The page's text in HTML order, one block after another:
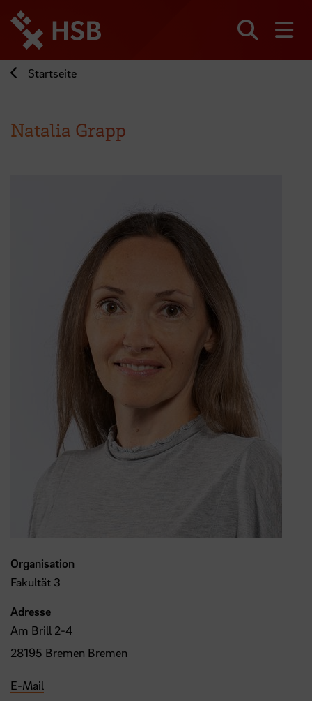
zum
Seiteninhalt
springen
Startseite
Natalia Grapp
Organisation
Fakultät 3
Adresse
Am Brill 2-4
28195 Bremen Bremen
E-Mail